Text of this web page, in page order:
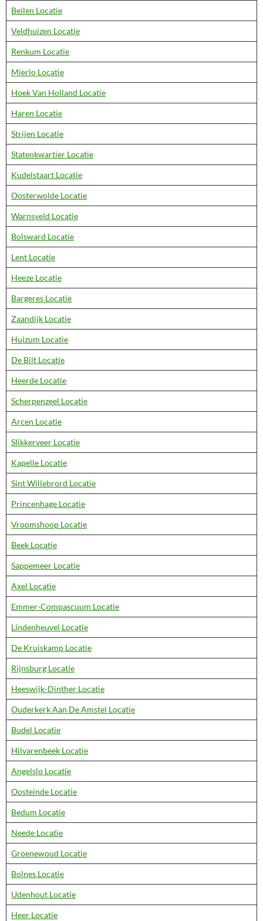
Beilen Locatie
Veldhuizen Locatie
Renkum Locatie
Mierlo Locatie
Hoek Van Holland Locatie
Haren Locatie
Strijen Locatie
Statenkwartier Locatie
Kudelstaart Locatie
Oosterwolde Locatie
Warnsveld Locatie
Bolsward Locatie
Lent Locatie
Heeze Locatie
Bargeres Locatie
Zaandijk Locatie
Huizum Locatie
De Bilt Locatie
Heerde Locatie
Scherpenzeel Locatie
Arcen Locatie
Slikkerveer Locatie
Kapelle Locatie
Sint Willebrord Locatie
Princenhage Locatie
Vroomshoop Locatie
Beek Locatie
Sappemeer Locatie
Axel Locatie
Emmer-Compascuum Locatie
Lindenheuvel Locatie
De Kruiskamp Locatie
Rijnsburg Locatie
Heeswijk-Dinther Locatie
Ouderkerk Aan De Amstel Locatie
Budel Locatie
Hilvarenbeek Locatie
Angelslo Locatie
Oosteinde Locatie
Bedum Locatie
Neede Locatie
Groenewoud Locatie
Bolnes Locatie
Udenhout Locatie
Heer Locatie